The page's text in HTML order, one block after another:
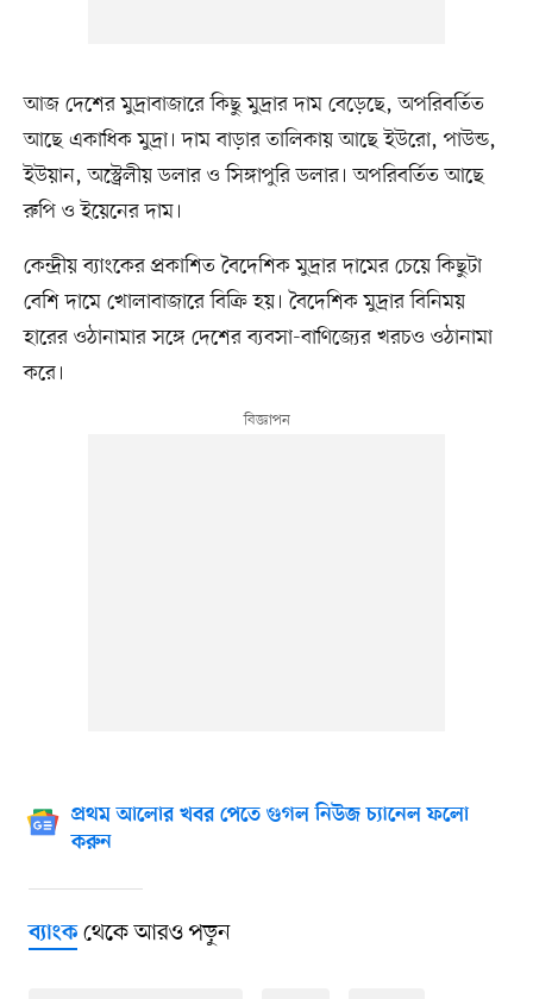
আজ দেশের মুদ্রাবাজারে কিছু মুদ্রার দাম বেড়েছে, অপরিবর্তিত
আছে একাধিক মুদ্রা। দাম বাড়ার তালিকায় আছে ইউরো, পাউন্ড,
ইউয়ান, অস্ট্রেলীয় ডলার ও সিঙ্গাপুরি ডলার। অপরিবর্তিত আছে
রুপি ও ইয়েনের দাম।
কেন্দ্রীয় ব্যাংকের প্রকাশিত বৈদেশিক মুদ্রার দামের চেয়ে কিছুটা
বেশি দামে খোলাবাজারে বিক্রি হয়। বৈদেশিক মুদ্রার বিনিময়
হারের ওঠানামার সঙ্গে দেশের ব্যবসা-বাণিজ্যের খরচও ওঠানামা
করে।
প্রথম আলোর খবর পেতে গুগল নিউজ চ্যানেল ফলো
করুন
ব্যাংকথেকে আরও পড়ুন